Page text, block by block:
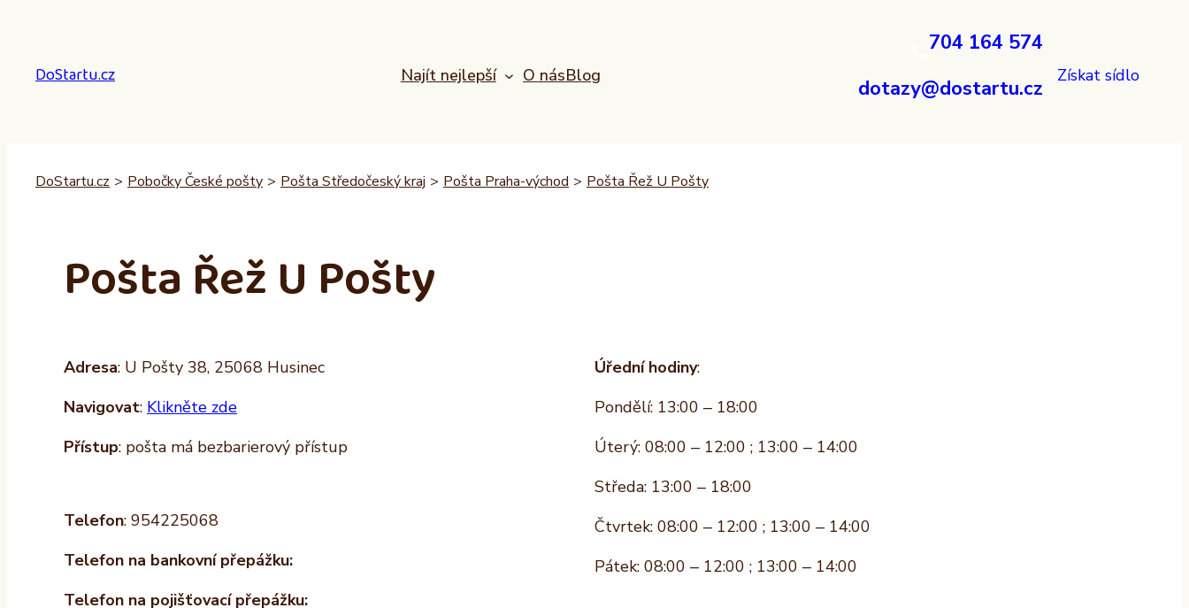
DoStartu.cz Najít nejlepší O násBlog
704 164 574
dotazy@dostartu.cz
Získat sídlo
DoStartu.cz > Pobočky České pošty > Pošta Středočeský kraj > Pošta Praha-východ > Pošta Řež U Pošty
Pošta Řež U Pošty
Adresa: U Pošty 38, 25068 Husinec
Navigovat: Klikněte zde
Přístup: pošta má bezbarierový přístup
Telefon: 954225068
Telefon na bankovní přepážku:
Telefon na pojišťovací přepážku:
Úřední hodiny:
Pondělí: 13:00 – 18:00
Úterý: 08:00 – 12:00 ; 13:00 – 14:00
Středa: 13:00 – 18:00
Čtvrtek: 08:00 – 12:00 ; 13:00 – 14:00
Pátek: 08:00 – 12:00 ; 13:00 – 14:00